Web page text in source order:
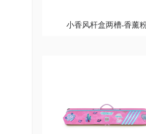
小香风杆盒两槽-香薰